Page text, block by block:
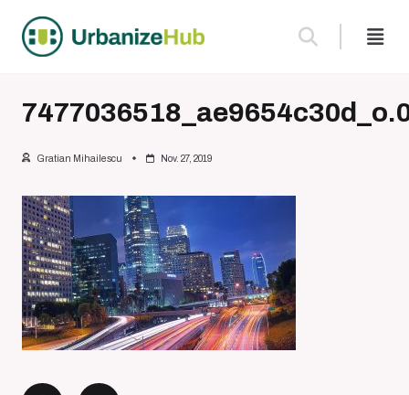
content
Gratian Mihailescu Nov. 27, 2019